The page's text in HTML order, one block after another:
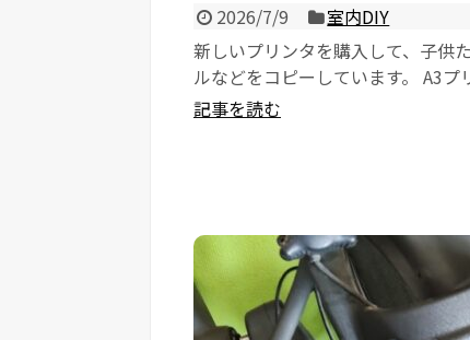
2026/7/9
室内DIY
新しいプリンタを購入して、子供
ルなどをコピーしています。 A3プ
のですが、非常に便利です。 これま
記事を読む